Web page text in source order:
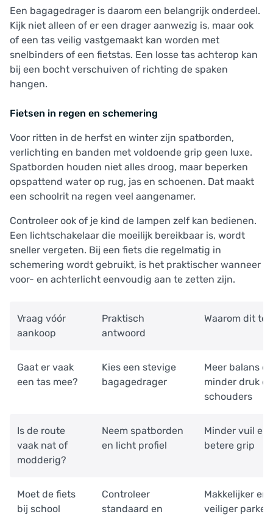
Een bagagedrager is daarom een belangrijk onderdeel.
Kijk niet alleen of er een drager aanwezig is, maar ook
of een tas veilig vastgemaakt kan worden met
snelbinders of een fietstas. Een losse tas achterop kan
bij een bocht verschuiven of richting de spaken
hangen.
Fietsen in regen en schemering
Voor ritten in de herfst en winter zijn spatborden,
verlichting en banden met voldoende grip geen luxe.
Spatborden houden niet alles droog, maar beperken
opspattend water op rug, jas en schoenen. Dat maakt
een schoolrit na regen veel aangenamer.
Controleer ook of je kind de lampen zelf kan bedienen.
Een lichtschakelaar die moeilijk bereikbaar is, wordt
sneller vergeten. Bij een fiets die regelmatig in
schemering wordt gebruikt, is het praktischer wanneer
voor- en achterlicht eenvoudig aan te zetten zijn.
Vraag vóór
aankoop
Praktisch
antwoord
Waarom dit telt
Gaat er vaak
een tas mee?
Kies een stevige
bagagedrager
Meer balans en
minder druk op
schouders
Is de route
vaak nat of
modderig?
Neem spatborden
en licht profiel
Minder vuil en
betere grip
Moet de fiets
bij school
Controleer
standaard en
Makkelijker en
veiliger